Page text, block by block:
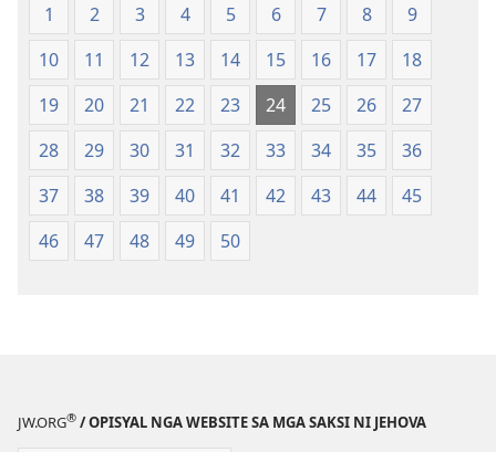
Balaang
Kasulatan
(Gihubad
Gikan
sa
2013
nga
Rebisadong
Holy
Scriptures)
Balaang
Kasulatan
(Gihubad
Gikan
sa
2013
nga
Rebisadong
Holy
1 2 3 4 5 6 7 8
9
10
11 12 13 14 15 16 17
18
19
20 21 22 23 24 25 26
27
28
29 30 31 32 33 34 35
36
37
38 39 40 41 42 43 44
45
46
47 48 49 50
JW.ORG® / OPISYAL NGA WEBSITE SA MGA SAKSI NI JEHOVA